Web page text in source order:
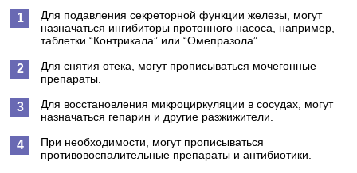
Для подавления секреторной функции железы, могут
назначаться ингибиторы протонного насоса, например,
таблетки “Контрикала” или “Омепразола”.
Для снятия отека, могут прописываться мочегонные
препараты.
Для восстановления микроциркуляции в сосудах, могут
назначаться гепарин и другие разжижители.
При необходимости, могут прописываться
противовоспалительные препараты и антибиотики.